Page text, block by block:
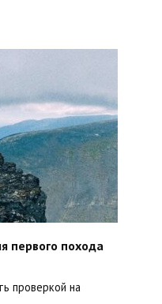
первого похода
проверкой на